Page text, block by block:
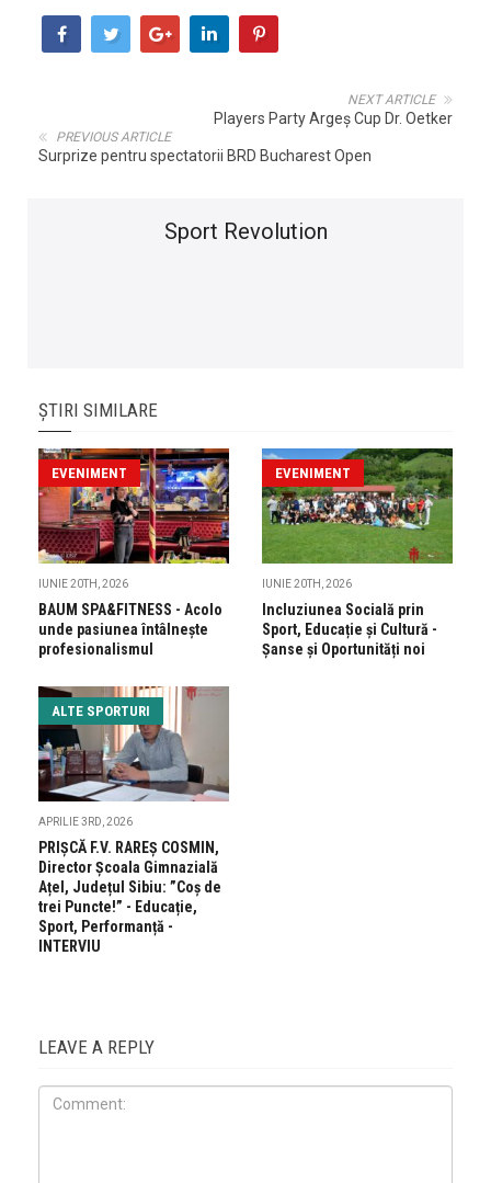
NEXT ARTICLE
Players Party Argeș Cup Dr. Oetker
PREVIOUS ARTICLE
Surprize pentru spectatorii BRD Bucharest Open
Sport Revolution
ȘTIRI SIMILARE
EVENIMENT
IUNIE 20TH, 2026
BAUM SPA&FITNESS - Acolo
unde pasiunea întâlnește
profesionalismul
EVENIMENT
IUNIE 20TH, 2026
Incluziunea Socială prin
Sport, Educație și Cultură -
Șanse și Oportunități noi
ALTE SPORTURI
APRILIE 3RD, 2026
PRIŞCĂ F.V. RAREŞ COSMIN,
Director Școala Gimnazială
Ațel, Județul Sibiu: ”Coș de
trei Puncte!” - Educație,
Sport, Performanță -
INTERVIU
LEAVE A REPLY